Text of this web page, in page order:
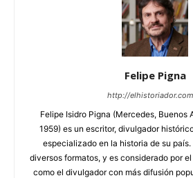
Felipe Pigna
http://
Felipe Isidro Pigna (Mercedes, Buenos
1959) es un escritor, divulgador
especializado en la historia de su
diversos formatos, y es considerado por
como el divulgador con más difusión